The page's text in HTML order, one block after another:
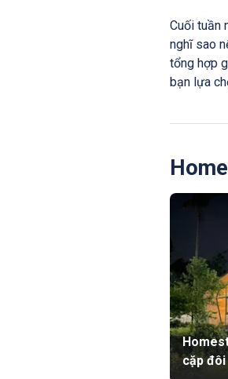
Cuối tuần
nghĩ sao
tổng hợp
bạn lựa
cặp đôi